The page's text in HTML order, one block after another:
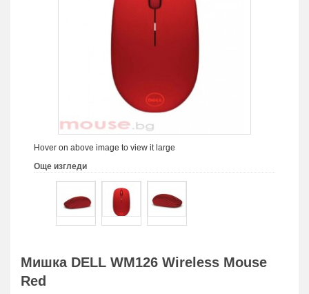
Hover on above image to view it large
Още изгледи
Мишка DELL WM126 Wireless Mouse
Red